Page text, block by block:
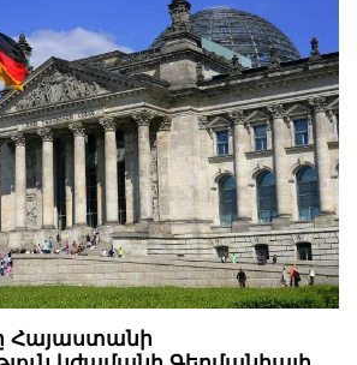
Հայաստանի